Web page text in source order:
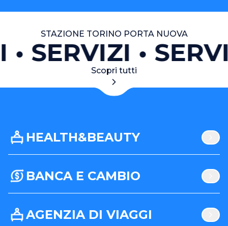
STAZIONE TORINO PORTA NUOVA
SERVIZI
Scopri tutti
HEALTH&BEAUTY
BANCA E CAMBIO
AGENZIA DI VIAGGI